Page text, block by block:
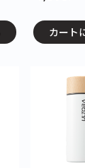
カート